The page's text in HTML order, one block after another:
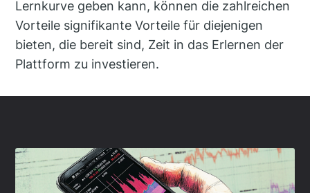
Lernkurve geben kann, können die zahlreichen
Vorteile signifikante Vorteile für diejenigen
bieten, die bereit sind, Zeit in das Erlernen der
Plattform zu investieren.